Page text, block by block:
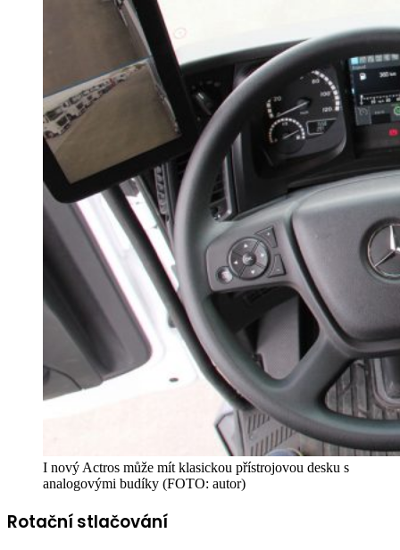
I nový Actros může mít klasickou přístrojovou desku s
analogovými budíky (FOTO: autor)
Rotační stlačování